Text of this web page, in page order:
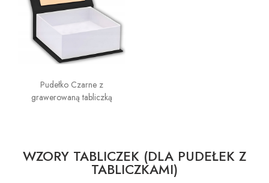
Pudełko Czarne z
grawerowaną tabliczką
WZORY TABLICZEK (DLA PUDEŁEK Z
TABLICZKAMI)